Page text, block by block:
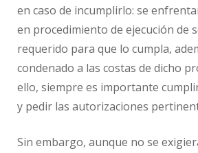
en caso de incumplirlo: se
en procedimiento de ejecución de
requerido para que lo cumpla,
condenado a las costas de dicho
ello, siempre es importante
y pedir las autorizaciones
Sin embargo, aunque no se